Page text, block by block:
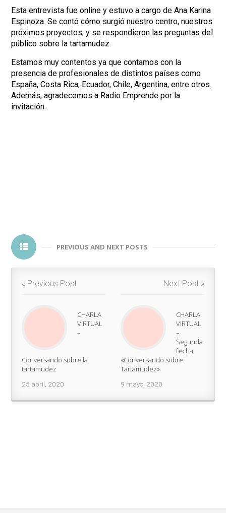
Esta entrevista fue online y estuvo a cargo de Ana Karina
Espinoza. Se contó cómo surgió nuestro centro, nuestros
próximos proyectos, y se respondieron las preguntas del
público sobre la tartamudez.
Estamos muy contentos ya que contamos con la
presencia de profesionales de distintos países como
España, Costa Rica, Ecuador, Chile, Argentina, entre otros.
Además, agradecemos a Radio Emprende por la
invitación.
PREVIOUS AND NEXT POSTS
« Previous Post
CHARLA
VIRTUAL
–
Conversando sobre la
tartamudez
25 abril, 2020
Next Post »
CHARLA
VIRTUAL
–
Segunda
fecha
«Conversando sobre
Tartamudez»
9 mayo, 2020